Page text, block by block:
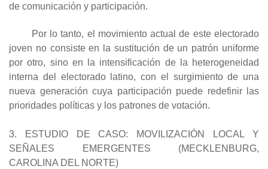
de comunicación y participación.
Por lo tanto, el movimiento actual de este electorado
joven no consiste en la sustitución de un patrón uniforme
por otro, sino en la intensificación de la heterogeneidad
interna del electorado latino, con el surgimiento de una
nueva generación cuya participación puede redefinir las
prioridades políticas y los patrones de votación.
3. ESTUDIO DE CASO: MOVILIZACIÓN LOCAL Y
SEÑALES EMERGENTES (MECKLENBURG,
CAROLINA DEL NORTE)